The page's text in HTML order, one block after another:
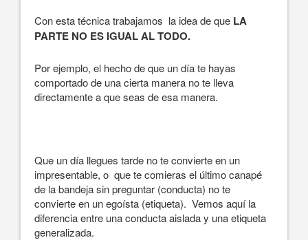
Con esta técnica trabajamos la idea de que LA
PARTE NO ES IGUAL AL TODO.
Por ejemplo, el hecho de que un día te hayas
comportado de una cierta manera no te lleva
directamente a que seas de esa manera.
Que un día llegues tarde no te convierte en un
impresentable, o que te comieras el último canapé
de la bandeja sin preguntar (conducta) no te
convierte en un egoísta (etiqueta). Vemos aquí la
diferencia entre una conducta aislada y una etiqueta
generalizada.